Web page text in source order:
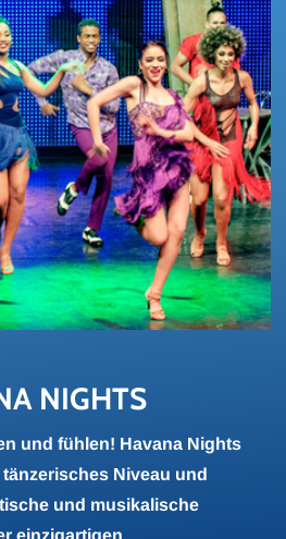
NIGHTS
und fühlen! Havana Nights
Niveau und
und musikalische
einzigartigen